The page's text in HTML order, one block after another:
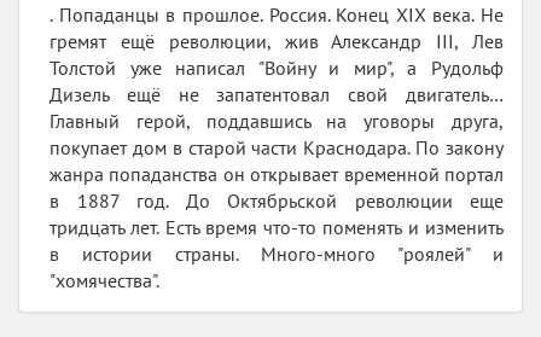
. Попаданцы в прошлое. Россия. Конец XIX века. Не
гремят ещё революции, жив Александр III, Лев
Толстой уже написал "Войну и мир", а Рудольф
Дизель ещё не запатентовал свой двигатель…
Главный герой, поддавшись на уговоры друга,
покупает дом в старой части Краснодара. По закону
жанра попаданства он открывает временной портал
в 1887 год. До Октябрьской революции еще
тридцать лет. Есть время что-то поменять и изменить
в истории страны. Много-много "роялей" и
"хомячества".